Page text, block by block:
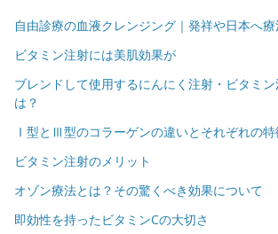
自由診療の血液クレンジング｜発祥や日本へ
ビタミン注射には美肌効果が
ブレンドして使用するにんにく注射・ビタミ
は？
Ⅰ型とⅢ型のコラーゲンの違いとそれぞれの特
ビタミン注射のメリット
オゾン療法とは？その驚くべき効果について
即効性を持ったビタミンCの大切さ